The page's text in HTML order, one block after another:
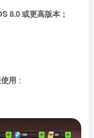
8.0 或更高版本；
用 ；